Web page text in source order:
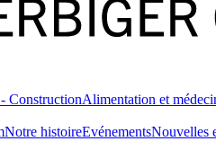
ConstructionAlimentation et
Notre histoireEvénementsNouvelles